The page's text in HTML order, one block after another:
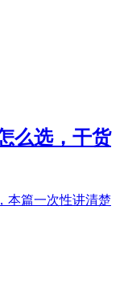
么选，干货
本篇一次性讲清楚